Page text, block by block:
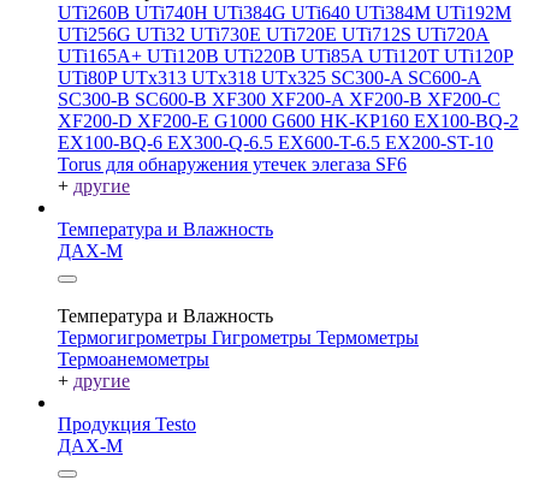
UTi260В UTi740H UTi384G UTi640 UTi384M UTi192M
UTi256G UTi32 UTi730E UTi720E UTi712S UTi720A
UTi165A+ UTi120B UTi220B UTi85A UTi120T UTi120P
UTi80PUTx313 UTx318 UTx325 SC300-A SC600-A
SC300-B SC600-B XF300 XF200-A XF200-B XF200-C
XF200-D XF200-E G1000 G600 HK-KP160 EX100-BQ-2
EX100-BQ-6 EX300-Q-6.5 EX600-T-6.5 EX200-ST-10
Torus для обнаружения утечек элегаза SF6
+ другие
Температура и Влажность
ДАХ-М
Температура и Влажность
Термогигрометры Гигрометры Термометры
Термоанемометры
+ другие
Продукция Testo
ДАХ-М